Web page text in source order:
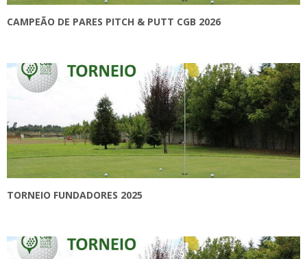
CAMPEÃO DE PARES PITCH & PUTT CGB 2026
TORNEIO FUNDADORES 2025